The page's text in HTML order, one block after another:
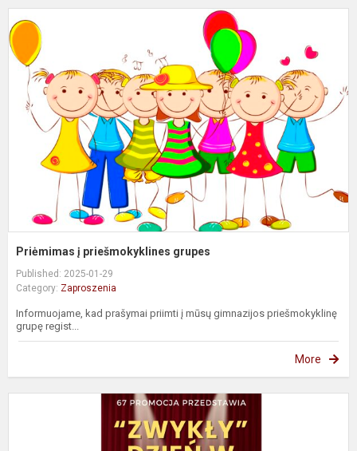
Priėmimas į priešmokyklines grupes
Published: 2025-01-29
Category: Zaproszenia
Informuojame, kad prašymai priimti į mūsų gimnazijos priešmokyklinę
grupę regist...
More